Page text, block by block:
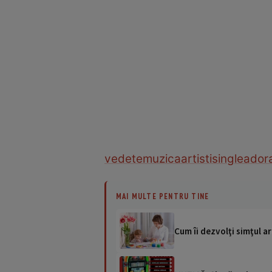
vedetemuzicaartistisingle
MAI MULTE PENTRU TINE
Cum îi dezvolţi simţul